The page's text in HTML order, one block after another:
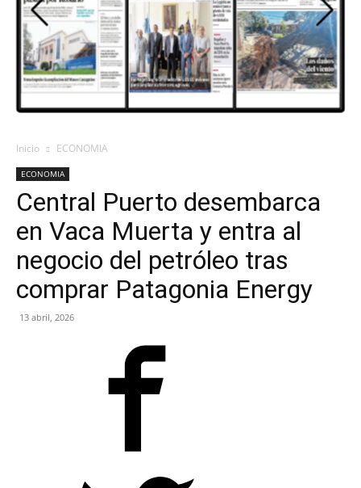
Inicio ECONOMIA
ECONOMIA
Central Puerto desembarca
en Vaca Muerta y entra al
negocio del petróleo tras
comprar Patagonia Energy
13 abril, 2026